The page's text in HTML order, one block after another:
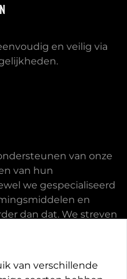
en veilig via
van onze
van hun
we gespecialiseerd
en
dan dat. We streven
aan, inclusief
van verschillende